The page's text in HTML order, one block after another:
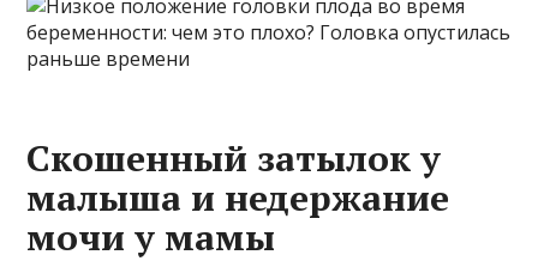
Скошенный затылок у
малыша и недержание
мочи у мамы